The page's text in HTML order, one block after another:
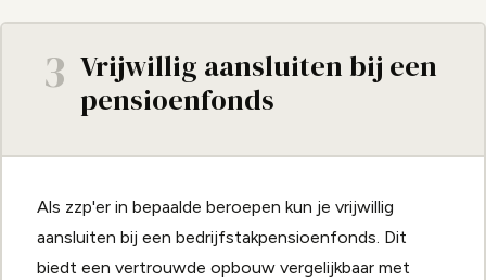
3 Vrijwillig aansluiten bij een
pensioenfonds
Als zzp'er in bepaalde beroepen kun je vrijwillig
aansluiten bij een bedrijfstakpensioenfonds. Dit
biedt een vertrouwde opbouw vergelijkbaar met